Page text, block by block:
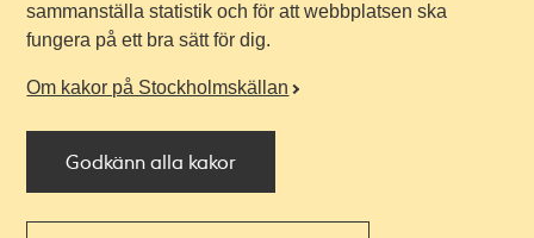
sammanställa statistik och för att webbplatsen ska
fungera på ett bra sätt för dig.
Om kakor på Stockholmskällan
Godkänn alla kakor